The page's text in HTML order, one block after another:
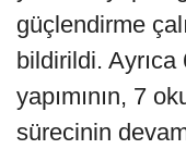
güçlendirme
bildirildi.
yapımının, 7
sürecinin